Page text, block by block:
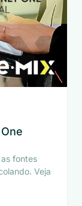
fontes
Veja